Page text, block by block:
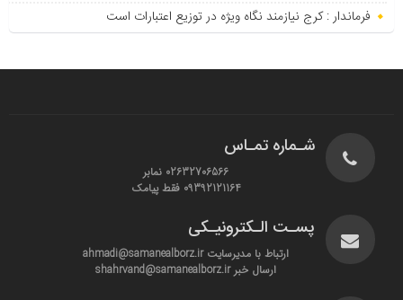
فرماندار : کرج نیازمند نگاه ویژه در توزیع اعتبارات است
شـماره تمـاس
02632706566 نمابر
09392121164 فقط پیامک
پسـت الـکترونیـکی
ارتباط با مدیرسایت ahmadi@samanealborz.ir
ارسال خبر shahrvand@samanealborz.ir